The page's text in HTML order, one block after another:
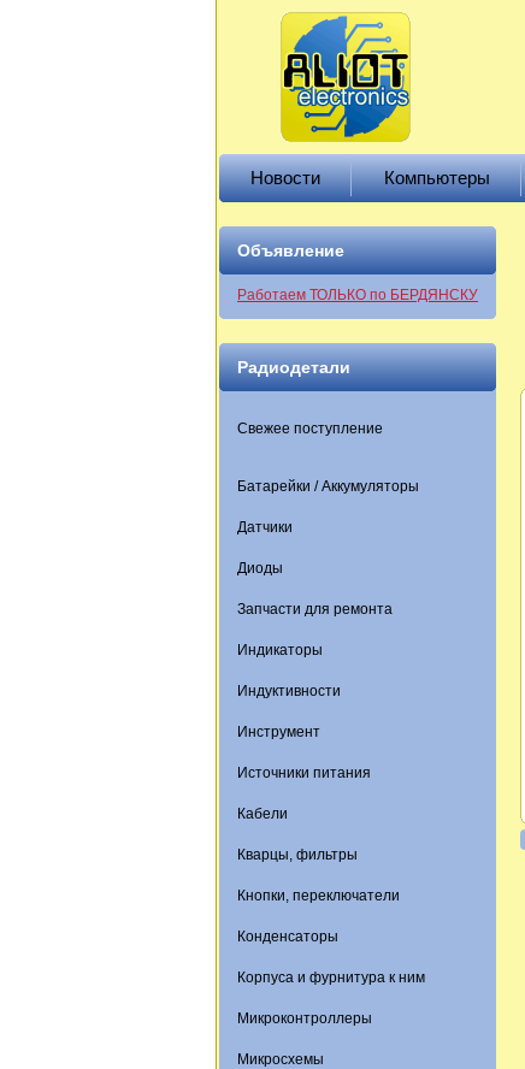
Новости Компьютеры
Объявление
Работаем ТОЛЬКО по БЕРДЯНСКУ
Радиодетали
Свежее поступление
Батарейки / Аккумуляторы
Датчики
Диоды
Запчасти для ремонта
Индикаторы
Индуктивности
Инструмент
Источники питания
Кабели
Кварцы, фильтры
Кнопки, переключатели
Конденсаторы
Корпуса и фурнитура к ним
Микроконтроллеры
Микросхемы